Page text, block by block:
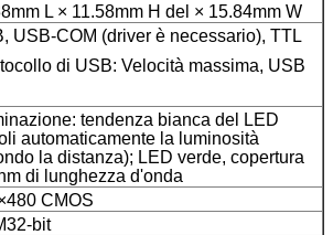
L × 11.58mm H del × 15.84mm W
USB-COM (driver è necessario), TTL
di USB: Velocità massima, USB
tendenza bianca del LED
automaticamente la luminosità
la distanza); LED verde, copertura
di lunghezza d'onda
CMOS
bit